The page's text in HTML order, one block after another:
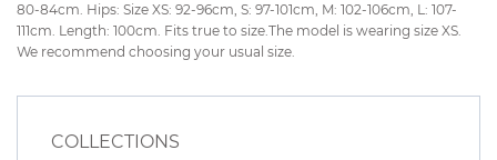
80-84cm. Hips: Size XS: 92-96cm, S: 97-101cm, M: 102-106cm, L: 107-
111cm. Length: 100cm. Fits true to size.The model is wearing size XS.
We recommend choosing your usual size.
COLLECTIONS